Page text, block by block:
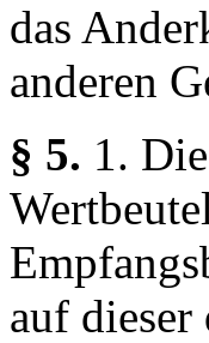
das
anderen
§ 5. 1.
auf